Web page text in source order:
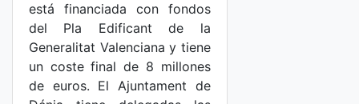
está financiada con fondos
del Pla Edificant de la
Generalitat Valenciana y tiene
un coste final de 8 millones
de euros. El Ajuntament de